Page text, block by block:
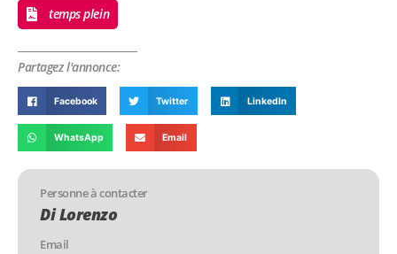
temps plein
Partagez l'annonce:
Facebook Twitter LinkedIn
WhatsApp Email
Personne à contacter
Di Lorenzo
Email